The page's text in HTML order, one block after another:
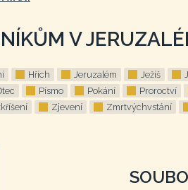
V
Hřích Jeruzalém Ježíš
Písmo Pokání Proroctví
Zjevení Zmrtvýchvstání